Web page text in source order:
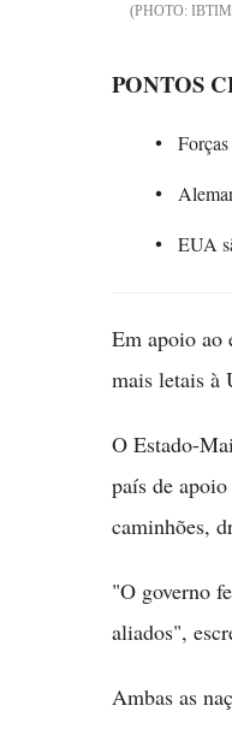
PONTOS
EUA
Em apoio ao
mais letais à
O Estado-
país de
caminhões,
"O governo
aliados",
Ambas as